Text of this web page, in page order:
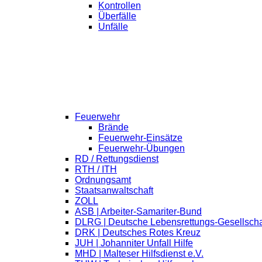
Kontrollen
Überfälle
Unfälle
Feuerwehr
Brände
Feuerwehr-Einsätze
Feuerwehr-Übungen
RD / Rettungsdienst
RTH / ITH
Ordnungsamt
Staatsanwaltschaft
ZOLL
ASB | Arbeiter-Samariter-Bund
DLRG | Deutsche Lebensrettungs-
DRK | Deutsches Rotes Kreuz
JUH | Johanniter Unfall Hilfe
MHD | Malteser Hilfsdienst e.V.